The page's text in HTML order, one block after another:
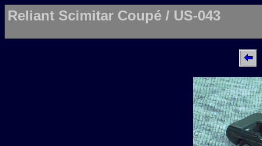
Reliant Scimitar Coupé / US-043